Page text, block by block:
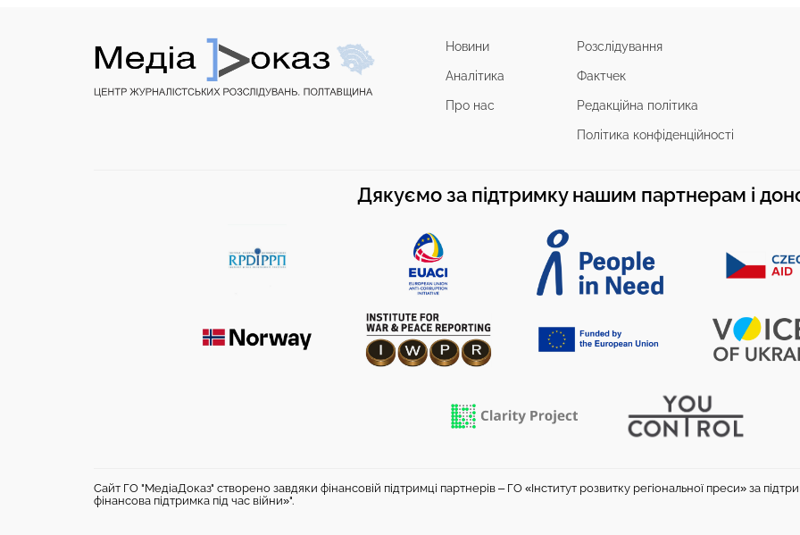
Новини
Аналітика
Про нас
Розслідування
Фактчек
Редакційна політика
Політика конфіденційності
Дякуємо за підтримку нашим партнерам і
Сайт ГО "МедіаДоказ" створено завдяки фінансовій підтримці партнерів – ГО «Інститут розвитку регіональної преси» за
фінансова підтримка під час війни»".